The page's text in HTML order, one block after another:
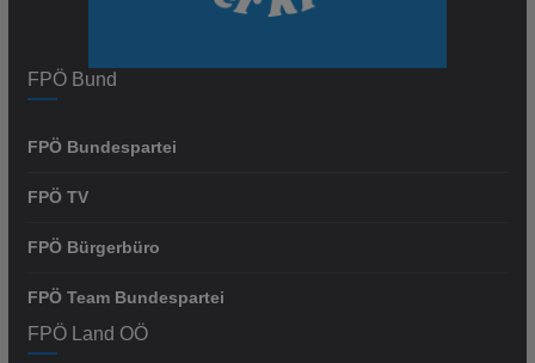
FPÖ Bund
FPÖ Bundespartei
FPÖ TV
FPÖ Bürgerbüro
FPÖ Team Bundespartei
FPÖ Land OÖ